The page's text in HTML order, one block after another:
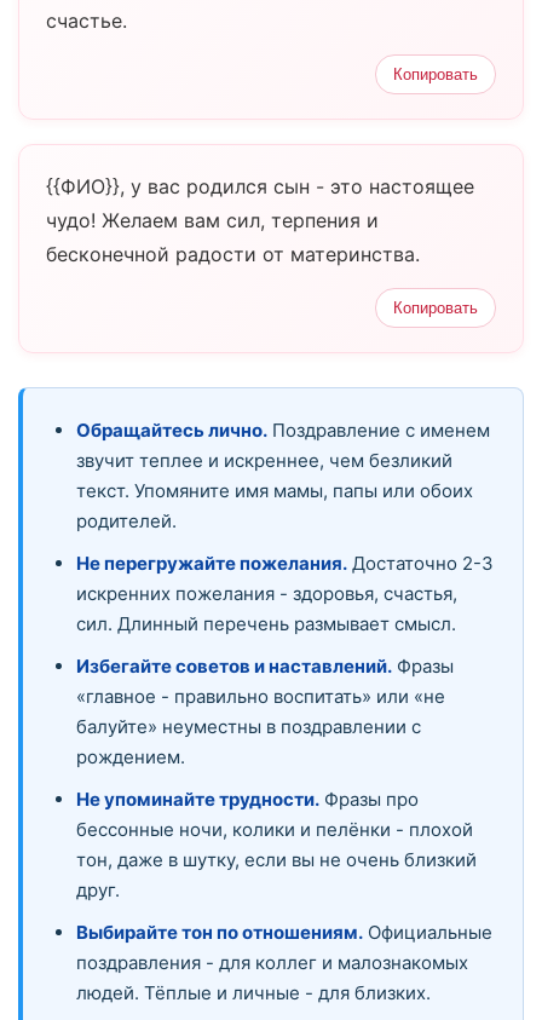
счастье.
Копировать
{{ФИО}}, у вас родился сын - это настоящее
чудо! Желаем вам сил, терпения и
бесконечной радости от материнства.
Копировать
Обращайтесь лично. Поздравление с именем
звучит теплее и искреннее, чем безликий
текст. Упомяните имя мамы, папы или обоих
родителей.
Не перегружайте пожелания. Достаточно 2-3
искренних пожелания - здоровья, счастья,
сил. Длинный перечень размывает смысл.
Избегайте советов и наставлений. Фразы
«главное - правильно воспитать» или «не
балуйте» неуместны в поздравлении с
рождением.
Не упоминайте трудности. Фразы про
бессонные ночи, колики и пелёнки - плохой
тон, даже в шутку, если вы не очень близкий
друг.
Выбирайте тон по отношениям. Официальные
поздравления - для коллег и малознакомых
людей. Тёплые и личные - для близких.